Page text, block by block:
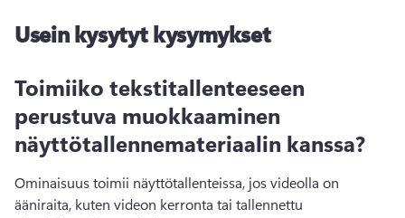
Usein kysytyt kysymykset
Toimiiko tekstitallenteeseen
perustuva muokkaaminen
näyttötallennemateriaalin kanssa?
Ominaisuus toimii näyttötallenteissa, jos videolla on
ääniraita, kuten videon kerronta tai tallennettu